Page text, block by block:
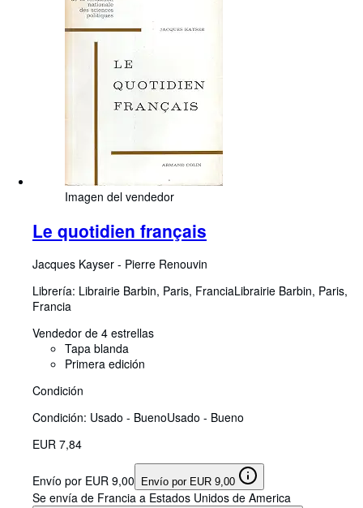
Imagen del vendedor
Le quotidien français
Jacques Kayser - Pierre Renouvin
Librería: Librairie Barbin, Paris, FranciaLibrairie Barbin, Paris,
Francia
Vendedor de 4 estrellas
Tapa blanda
Primera edición
Condición
Condición: Usado - BuenoUsado - Bueno
EUR 7,84
Envío por EUR 9,00 Envío por EUR 9,00
Se envía de Francia a Estados Unidos de America